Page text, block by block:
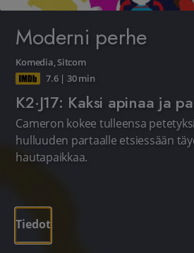
Moderni perhe
Komedia,Sitcom
7.6| 30 min
K2·J17: Kaksi apinaa ja
Cameron kokee tulleensa
hulluuden partaalle etsiessään
hautapaikkaa.
Tiedot